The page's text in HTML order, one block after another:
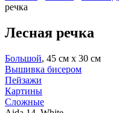
речка
Лесная речка
Большой, 45 см х 30 см
Вышивка бисером
Пейзажи
Картины
Сложные